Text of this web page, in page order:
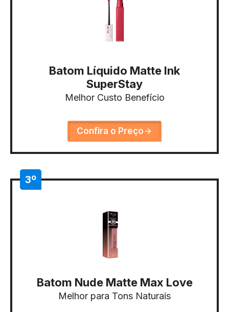
Batom Líquido Matte Ink
SuperStay
Melhor Custo Benefício
Confira o Preço
3º
Batom Nude Matte Max Love
Melhor para Tons Naturais